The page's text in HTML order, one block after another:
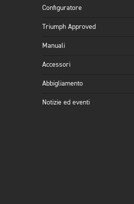
Configuratore
Triumph Approved
Manuali
Accessori
Abbigliamento
Notizie ed eventi